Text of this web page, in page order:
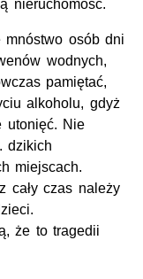
nieruchomość.
mnóstwo osób dni
wodnych,
pamiętać,
alkoholu, gdyż
utonięć. Nie
dzikich
miejscach.
cały czas należy
że to tragedii